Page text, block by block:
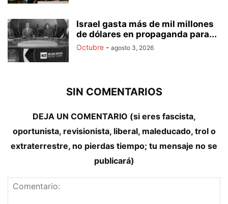
Israel gasta más de mil millones
de dólares en propaganda para...
Octubre - agosto 3, 2026
SIN COMENTARIOS
DEJA UN COMENTARIO (si eres fascista,
oportunista, revisionista, liberal, maleducado, trol o
extraterrestre, no pierdas tiempo; tu mensaje no se
publicará)